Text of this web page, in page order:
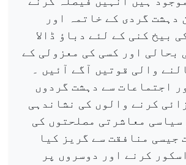
دہشت گردی کے خاتمہ اور
بیخ کنی کے لئے دباؤ ڈالا
بحالی اور کسی کی معزولی کے
والی قوتیں آگے آئیں ۔
اجتماعات سے دہشت گردوں
کرنے والوں کی نشاندہی
سیاسی معاشرتی مصلحتوں کی
جیسی منافقت سے گریز کیا
کرنے اور دوسروں پر